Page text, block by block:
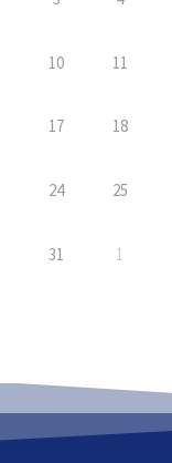
10 11
17 18
24 25
31 1